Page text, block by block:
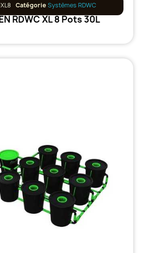
Catégorie Systèmes RDWC
RDWC XL 8 Pots 30L